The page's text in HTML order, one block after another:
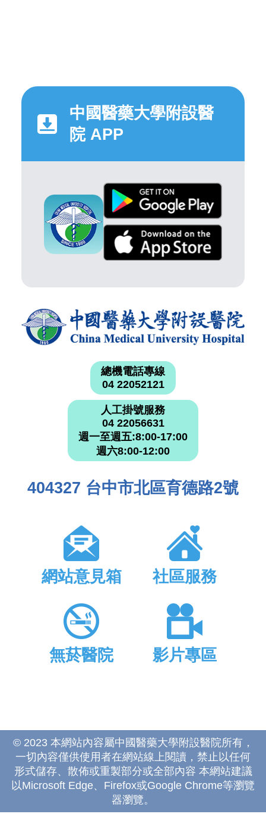
中國醫藥大學附設醫
院 APP
總機電話專線
04 22052121
人工掛號服務
04 22056631
週一至週五:8:00-17:00
週六8:00-12:00
404327 台中市北區育德路2號
網站意見箱 社區服務
無菸醫院 影片專區
© 2023 本網站內容屬中國醫藥大學附設醫院所有，
一切內容僅供使用者在網站線上閱讀，禁止以任何
形式儲存、散佈或重製部分或全部內容 本網站建議
以Microsoft Edge、Firefox或Google Chrome等瀏覽
器瀏覽。